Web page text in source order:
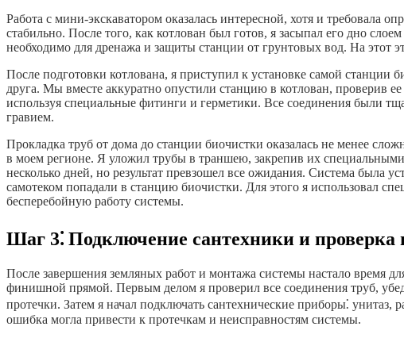
Работа с мини-экскаватором оказалась интересной, хотя и требовала
стабильно. После того, как котлован был готов, я засыпал его дно
необходимо для дренажа и защиты станции от грунтовых вод. На этот
После подготовки котлована, я приступил к установке самой
друга. Мы вместе аккуратно опустили станцию в котлован, проверив
используя специальные фитинги и герметики. Все соединения были
гравием.
Прокладка труб от дома до станции биочистки оказалась не менее
в моем регионе. Я уложил трубы в траншею, закрепив их
несколько дней, но результат превзошел все ожидания. Система была
самотеком попадали в станцию биочистки. Для этого я использовал
бесперебойную работу системы.
Шаг 3⁚ Подключение сантехники и проверка
После завершения земляных работ и монтажа системы настало время
финишной прямой. Первым делом я проверил все соединения труб,
протечки. Затем я начал подключать сантехнические приборы⁚
ошибка могла привести к протечкам и неисправностям системы.